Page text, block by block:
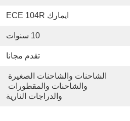
ايمارك ECE 104R
10 سنوات
تقدم مجانا
والدراجات النارية